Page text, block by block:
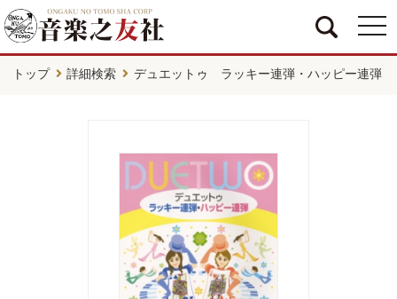
トップ 詳細検索 デュエットゥ ラッキー連弾・ハッピー連弾